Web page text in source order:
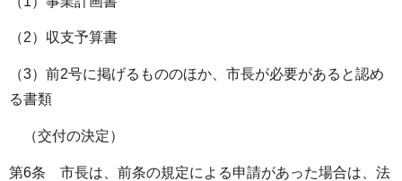
（2）収支予算書
（3）前2号に掲げるもののほか、市長が必要があると認め
る書類
（交付の決定）
第6条 市長は、前条の規定による申請があった場合は、法